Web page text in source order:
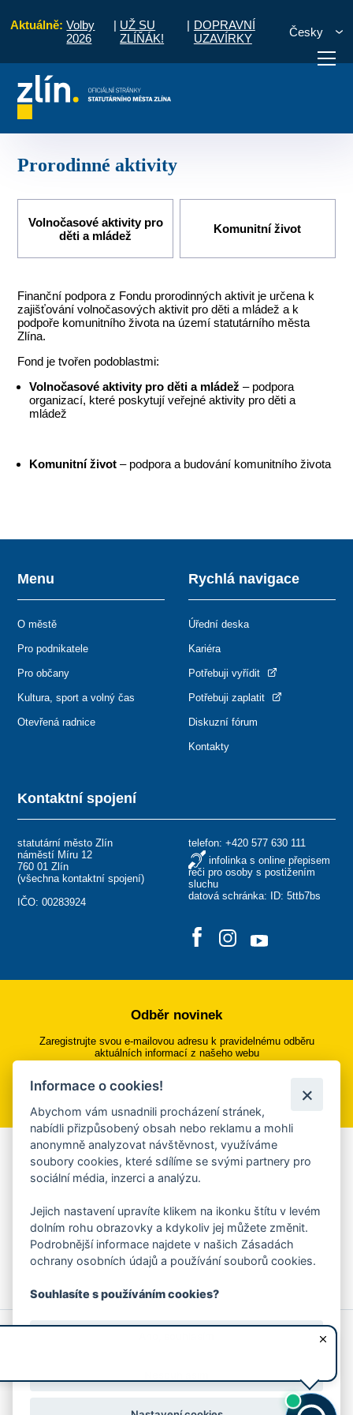
Aktuálně: Volby
2026
| UŽ SU
ZLÍŇÁK!
| DOPRAVNÍ
UZAVÍRKY
Česky
vyřídit Potřebuji zaplatit
Prorodinné aktivity
Volnočasové aktivity pro
děti a mládež
Komunitní život
Finanční podpora z Fondu prorodinných aktivit je určena k
zajišťování volnočasových aktivit pro děti a mládež a k
podpoře komunitního života na území statutárního města
Zlína.
Fond je tvořen podoblastmi:
Volnočasové aktivity pro děti a mládež – podpora
organizací, které poskytují veřejné aktivity pro děti a
mládež
Komunitní život– podpora a budování komunitního života
Kontaktní spojení
statutární město Zlín
náměstí Míru 12
760 01 Zlín
(všechna kontaktní spojení)
IČO: 00283924
telefon: +420 577 630 111
infolinka s online přepisem
řeči pro osoby s postižením
sluchu
datová schránka: ID: 5ttb7bs
Menu
O městě
Pro podnikatele
Pro občany
Kultura, sport a volný čas
Otevřená radnice
Rychlá navigace
Úřední deska
Kariéra
Potřebuji vyřídit
Potřebuji zaplatit
Diskuzní fórum
Kontakty
Odběr novinek
Zaregistrujte svou e-mailovou adresu k pravidelnému odběru
aktuálních informací z našeho webu
Přihlásit se k odběru
Aplikace Mobilní rozhlas
Chcete dostávat do svého mobilu či mailu upozornění na
ankety, pozvánky na kulturní a sportovní akce?
Více informací o aplikaci
© 2026 Magistrát města Zlína
Prohlášení o používání cookies
Informace o cookies!
Abychom vám usnadnili procházení stránek,
nabídli přizpůsobený obsah nebo reklamu a mohli
anonymně analyzovat návštěvnost, využíváme
soubory cookies, které sdílíme se svými partnery pro
sociální média, inzerci a analýzu.
Jejich nastavení upravíte klikem na ikonku štítu v levém
dolním rohu obrazovky a kdykoliv jej můžete změnit.
Podrobnější informace najdete v našich Zásadách
ochrany osobních údajů a používání souborů cookies.
Souhlasíte s používáním cookies?